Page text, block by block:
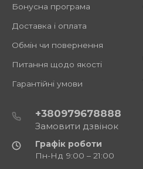
Бонусна програма
Доставка і оплата
Обмін чи повернення
Питання щодо якості
Гарантійні умови
+380979678888
Замовити дзвінок
Графік роботи
Пн-Нд 9:00 – 21:00